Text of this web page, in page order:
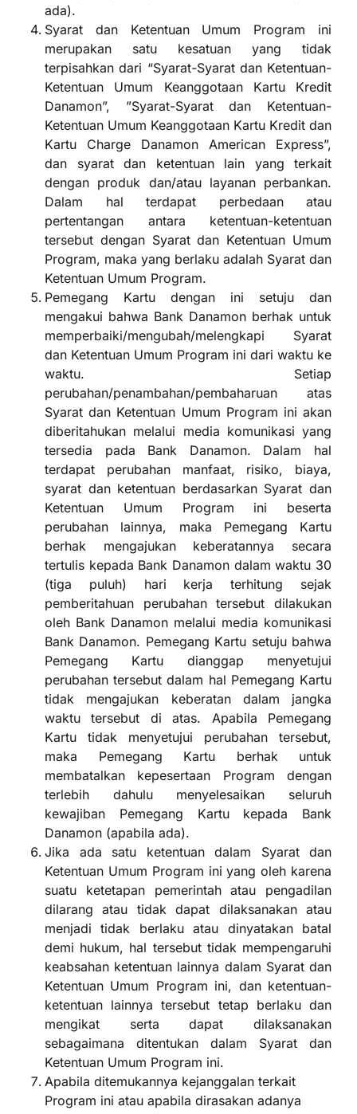
ada).
Syarat dan Ketentuan Umum Program ini
merupakan satu kesatuan yang tidak
terpisahkan dari “Syarat-Syarat dan Ketentuan-
Ketentuan Umum Keanggotaan Kartu Kredit
Danamon”, ”Syarat-Syarat dan Ketentuan-
Ketentuan Umum Keanggotaan Kartu Kredit dan
Kartu Charge Danamon American Express”,
dan syarat dan ketentuan lain yang terkait
dengan produk dan/atau layanan perbankan.
Dalam hal terdapat perbedaan atau
pertentangan antara ketentuan-ketentuan
tersebut dengan Syarat dan Ketentuan Umum
Program, maka yang berlaku adalah Syarat dan
Ketentuan Umum Program.
Pemegang Kartu dengan ini setuju dan
mengakui bahwa Bank Danamon berhak untuk
memperbaiki/mengubah/melengkapi Syarat
dan Ketentuan Umum Program ini dari waktu ke
waktu. Setiap
perubahan/penambahan/pembaharuan atas
Syarat dan Ketentuan Umum Program ini akan
diberitahukan melalui media komunikasi yang
tersedia pada Bank Danamon. Dalam hal
terdapat perubahan manfaat, risiko, biaya,
syarat dan ketentuan berdasarkan Syarat dan
Ketentuan Umum Program ini beserta
perubahan lainnya, maka Pemegang Kartu
berhak mengajukan keberatannya secara
tertulis kepada Bank Danamon dalam waktu 30
(tiga puluh) hari kerja terhitung sejak
pemberitahuan perubahan tersebut dilakukan
oleh Bank Danamon melalui media komunikasi
Bank Danamon. Pemegang Kartu setuju bahwa
Pemegang Kartu dianggap menyetujui
perubahan tersebut dalam hal Pemegang Kartu
tidak mengajukan keberatan dalam jangka
waktu tersebut di atas. Apabila Pemegang
Kartu tidak menyetujui perubahan tersebut,
maka Pemegang Kartu berhak untuk
membatalkan kepesertaan Program dengan
terlebih dahulu menyelesaikan seluruh
kewajiban Pemegang Kartu kepada Bank
Danamon (apabila ada).
Jika ada satu ketentuan dalam Syarat dan
Ketentuan Umum Program ini yang oleh karena
suatu ketetapan pemerintah atau pengadilan
dilarang atau tidak dapat dilaksanakan atau
menjadi tidak berlaku atau dinyatakan batal
demi hukum, hal tersebut tidak mempengaruhi
keabsahan ketentuan lainnya dalam Syarat dan
Ketentuan Umum Program ini, dan ketentuan-
ketentuan lainnya tersebut tetap berlaku dan
mengikat serta dapat dilaksanakan
sebagaimana ditentukan dalam Syarat dan
Ketentuan Umum Program ini.
Apabila ditemukannya kejanggalan terkait
Program ini atau apabila dirasakan adanya